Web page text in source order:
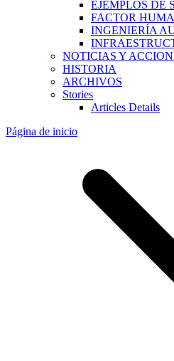
EJEMPLOS DE
FACTOR
INGENIERÍA
NOTICIAS Y
HISTORIA
ARCHIVOS
Stories
Articles Details
Página de inicio